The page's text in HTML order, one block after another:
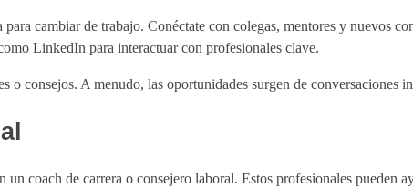
cambiar de trabajo. Conéctate con colegas, mentores y nuevos
LinkedIn para interactuar con profesionales clave.
o consejos. A menudo, las oportunidades surgen de conversaciones
un coach de carrera o consejero laboral. Estos profesionales pueden